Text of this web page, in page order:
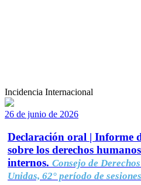
Incidencia Internacional
26 de junio de 2026
Declaración oral | Informe
sobre los derechos
internos. Consejo de
Unidas, 62° período de sesiones